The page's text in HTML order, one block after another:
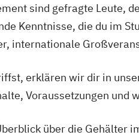
sind gefragte Leute,
Kenntnisse, die du im
internationale
erklären wir dir in
Voraussetzungen
über die Gehälter